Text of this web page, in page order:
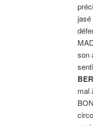
jasé
son
mal